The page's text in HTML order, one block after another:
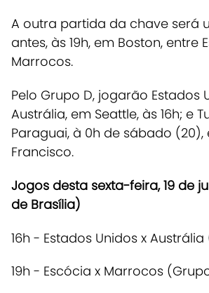
A outra partida da chave será
antes, às 19h, em Boston, entre
Marrocos.
Pelo Grupo D, jogarão Estados
Austrália, em Seattle, às 16h; e
Paraguai, à 0h de sábado (20),
Francisco.
Jogos desta sexta-feira, 19 de
de Brasília)
16h - Estados Unidos x Austrália
19h - Escócia x Marrocos